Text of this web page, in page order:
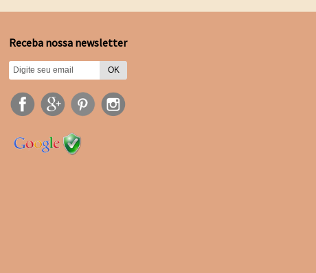
Receba nossa newsletter